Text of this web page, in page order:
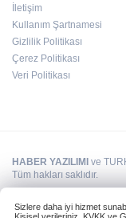
İletişim
Kullanım Şartnamesi
Gizlilik Politikası
Çerez Politikası
Veri Politikası
HABER YAZILIMI ve
Tüm hakları saklıdır.
Sizlere daha iyi hizmet